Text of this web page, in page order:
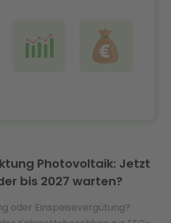
Photovoltaik: Jetzt
bis 2027 warten?
oder Einspeisevergütung?